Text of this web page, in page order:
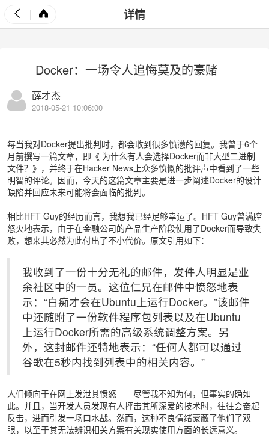
详情
Docker：一场令人追悔莫及的豪赌
薛才杰
2018-05-21 10:06:00
每当我对Docker提出批判时，都会收到很多愤懑的回复。我曾于6个
月前撰写一篇文章，即《 为什么有人会选择Docker而非大型二进制
文件？ 》，并终于在Hacker News上众多愤慨的批评声中看到了一些
明智的评论。因而，今天的这篇文章主要是进一步阐述Docker的设计
缺陷并回应未来可能将会面临的批判。
相比HFT Guy的经历而言，我想我已经足够幸运了。HFT Guy曾满腔
怒火地表示，由于在金融公司的产品生产阶段使用了Docker而导致失
败，想来其必然为此付出了不小代价。原文引用如下：
我收到了一份十分无礼的邮件，发件人明显是业
余社区中的一员。这位仁兄在邮件中愤怒地表
示：“白痴才会在Ubuntu上运行Docker。”该邮件
中还随附了一份软件程序包列表以及在Ubuntu
上运行Docker所需的高级系统调整方案。另
外，这封邮件还特地表示：“任何人都可以通过
谷歌在5秒内找到列表中的相关内容。”
人们倾向于在网上发泄其愤怒——尽管我不知为何，但事实的确如
此。并且，当开发人员发现有人抨击其所深爱的技术时，往往会奋起
反击，进而引发一场口水战。然而，这种不良情绪蒙蔽了他们了双
眼，以至于其无法辨识相关方案有关现实使用方面的长远意义。